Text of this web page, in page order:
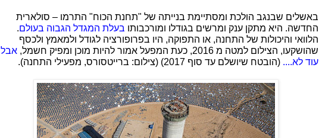
באשלים שבנגב הולכת ומסתיימת בנייתה של "תחנת הכוח" התרמו – סולארית
החדשה. היא מתקן ענק ומרשים בגודלו ומורכבותו בעלת המגדל הגבוה בעולם.
הלוואי והיכולות של התחנה, או התפוקה, היו בפרופורציה לגודל ולמאמץ ולכסף
שהושקעו, הצילום למטה מ 2016, כעת המפעל אמור להיות מוכן ומפיק חשמל,
אבל
עוד לא.... (הובטח שיושלם עד סוף 2017) (צילום: ברייטסורס, מפעילי התחנה).